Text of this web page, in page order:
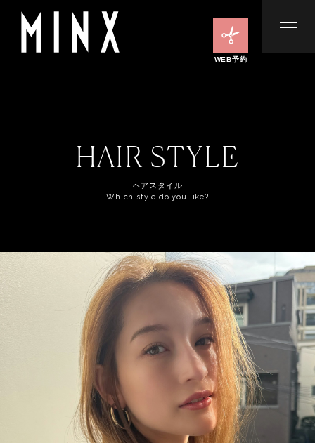
WEB予約
HAIR STYLE
ヘアスタイル
Which style do you like?